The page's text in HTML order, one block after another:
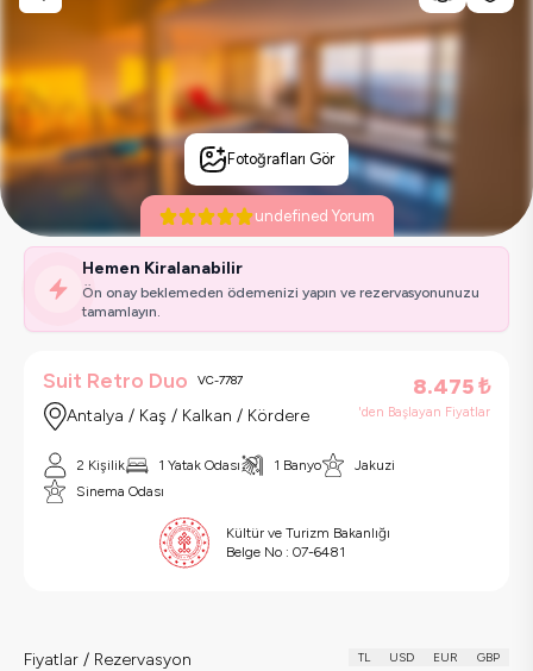
Fotoğrafları Gör
undefined Yorum
Hemen Kiralanabilir
Ön onay beklemeden ödemenizi yapın ve rezervasyonunuzu
tamamlayın.
Suit Retro Duo VC-7787
Antalya / Kaş / Kalkan / Kördere
8.475₺
'den Başlayan Fiyatlar
2 Kişilik 1 Yatak Odası 1 Banyo
Jakuzi
Sinema Odası
Kültür ve Turizm Bakanlığı
Belge No : 07-6481
Fiyatlar / Rezervasyon TL USD EUR GBP